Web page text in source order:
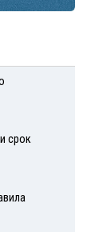
срок